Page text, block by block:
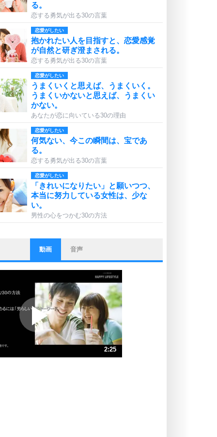
る。
恋する勇気が出る30の言葉
恋愛がしたい
抱かれたい人を目指すと、恋愛感覚
が自然と研ぎ澄まされる。
恋する勇気が出る30の言葉
恋愛がしたい
うまくいくと思えば、うまくいく。
うまくいかないと思えば、うまくい
かない。
あなたが恋に向いている30の理由
恋愛がしたい
何気ない、今この瞬間は、宝であ
る。
恋する勇気が出る30の言葉
恋愛がしたい
「きれいになりたい」と願いつつ、
本当に努力している女性は、少な
い。
男性の心をつかむ30の方法
ストレス対策
他人と比べない。
いっそのこと、他人を見ない。
いらいらしない人になる30の方法
プラス思考
ポジティブになれない原因は、行動
しないから。
ポジティブ思考になる30の方法
ストレス対策
動画 音声
2:25